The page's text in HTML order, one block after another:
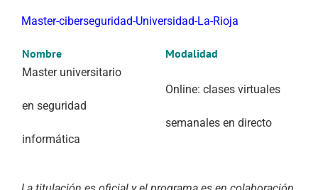
Master-ciberseguridad-Universidad-La-Rioja
Nombre Modalidad
Master universitario
en seguridad
informática
Online: clases virtuales
semanales en directo